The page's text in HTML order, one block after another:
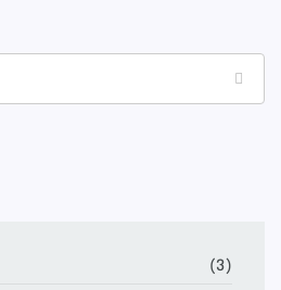
(3)